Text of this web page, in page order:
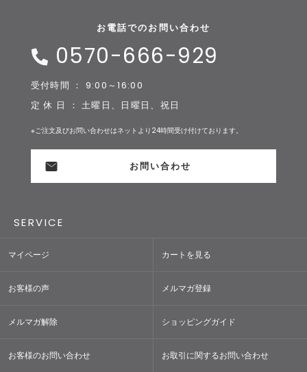
お電話でのお問い合わせ
0570-666-929
受付時間 ： 9:00～16:00
定 休 日 ： 土曜日、日曜日、祝日
※ご注文及びお問い合わせはネットより24時間受け付けております。
お問い合わせ
SERVICE
マイページ カートを見る
お客様の声 メルマガ登録
メルマガ解除 ショッピングガイド
お客様のお問い合わせ お取引に関するお問い合わせ